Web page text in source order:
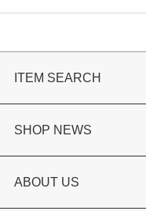
ITEM SEARCH
婚約指輪
結婚指輪
SHOP NEWS
選ばれる理由まとめ
ABOUT US